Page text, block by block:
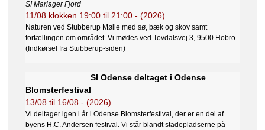
SI Mariager Fjord
11/08 klokken 19:00 til 21:00 - (2026)
Naturen ved Stubberup Mølle med sø, bæk og skov samt
fortællingen om området. Vi mødes ved Tovdalsvej 3, 9500 Hobro
(Indkørsel fra Stubberup-siden)
SI Odense deltaget i Odense
Blomsterfestival
13/08til 16/08- (2026)
Vi deltager igen i år i Odense Blomsterfestival, der er en del af
byens H.C. Andersen festival. Vi står blandt stadepladserne på